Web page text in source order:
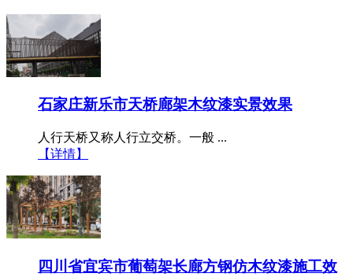
石家庄新乐市天桥廊架木纹漆实景效果
人行天桥又称人行立交桥。一般 ...
【详情】
四川省宜宾市葡萄架长廊方钢仿木纹漆施工效